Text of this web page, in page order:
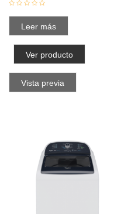
Leer más
Ver producto
Vista previa